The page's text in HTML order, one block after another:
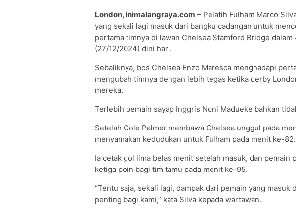
London, inimalangraya.com – Pelatih Fulham Marco
yang sekali lagi masuk dari bangku cadangan untuk
pertama timnya di lawan Chelsea Stamford Bridge dalam
(27/12/2024) dini hari.
Sebaliknya, bos Chelsea Enzo Maresca menghadapi
mengubah timnya dengan lebih tegas ketika derby
mereka.
Terlebih pemain sayap Inggris Noni Madueke bahkan
Setelah Cole Palmer membawa Chelsea unggul pada
menyamakan kedudukan untuk Fulham pada menit ke-82.
Ia cetak gol lima belas menit setelah masuk, dan pemain
ketiga poin bagi tim tamu pada menit ke-95.
“Tentu saja, sekali lagi, dampak dari pemain yang masuk
penting bagi kami,” kata Silva kepada wartawan.